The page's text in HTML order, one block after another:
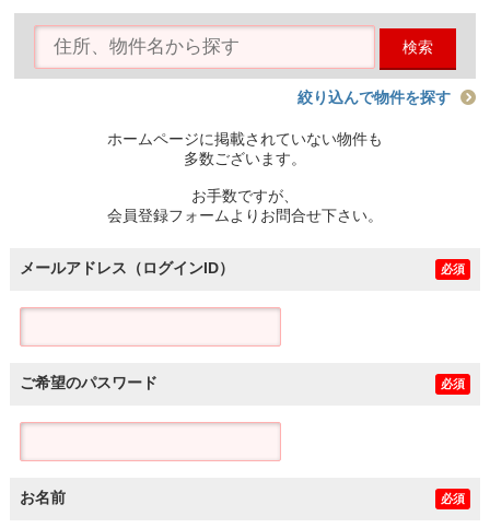
物件を探す
購入TOP
条件から探す
住宅ローン控除シミュレータ
検索
絞り込んで物件を探す
ホームページに掲載されていない物件も
多数ございます。
お手数ですが、
会員登録フォームよりお問合せ下さい。
メールアドレス（ログインID） 必須
ご希望のパスワード 必須
お名前 必須